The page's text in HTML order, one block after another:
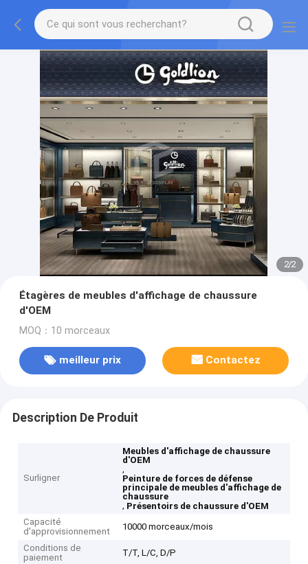
2/2
Étagères de meubles d'affichage de chaussure
d'OEM
MOQ：10 morceaux
meilleur prix Contactez
Description De Produit
Surligner
Meubles d'affichage de chaussure
d'OEM
,
Peinture de forces de défense
principale de meubles d'affichage de
chaussure
, Présentoirs de chaussure d'OEM
Capacité
d'approvisionnement
10000 morceaux/mois
Conditions de
paiement
T/T, L/C, D/P